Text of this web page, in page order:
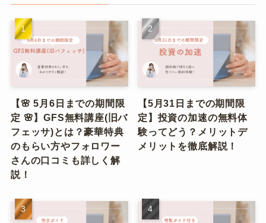
【🌸 5月6日までの期間限
定 🌸】GFS無料講座(旧バ
フェッサ)とは？豪華特典
のもらい方やフォロワー
さんの口コミも詳しく解
説！
【5月31日までの期間限
定】投資の加速の無料体
験ってどう？メリットデ
メリットを徹底解説！